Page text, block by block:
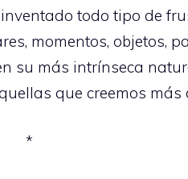
todo tipo de
momentos, objetos,
su más intrínseca
que creemos más
*